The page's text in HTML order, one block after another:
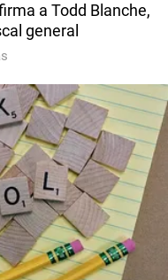
a Todd Blanche,
general